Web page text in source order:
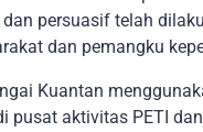
persuasif telah
dan pemangku
Kuantan
pusat aktivitas PETI